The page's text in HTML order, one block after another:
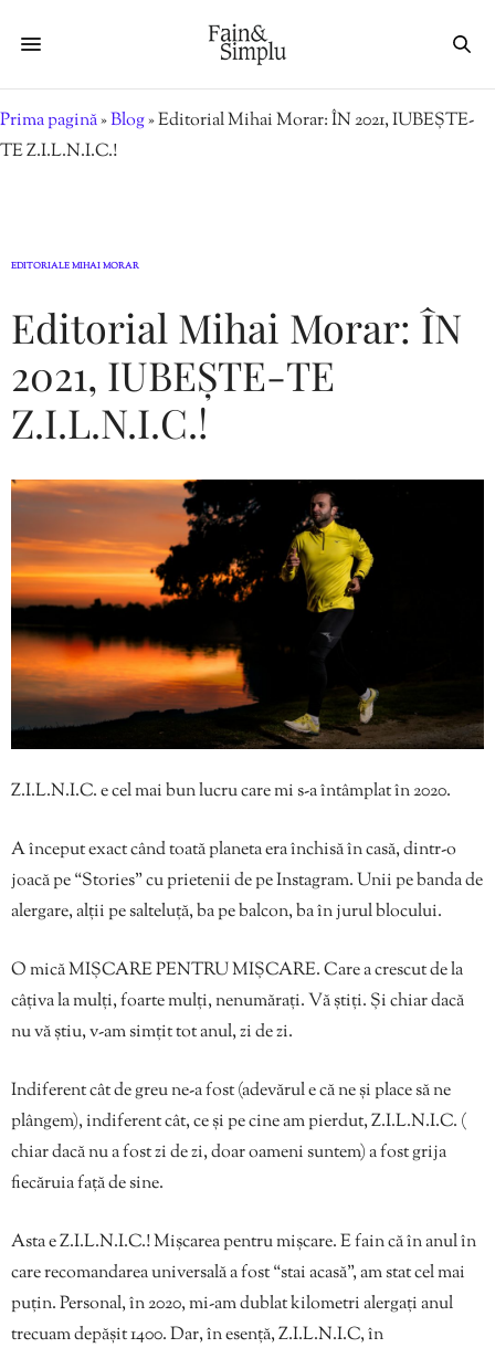
Prima pagină»Blog»Editorial Mihai Morar: ÎN 2021, IUBEȘTE-
TE Z.I.L.N.I.C.!
EDITORIALE MIHAI MORAR
Editorial Mihai Morar: ÎN
2021, IUBEȘTE-TE
Z.I.L.N.I.C.!
Z.I.L.N.I.C. e cel mai bun lucru care mi s-a întâmplat în 2020.
A început exact când toată planeta era închisă în casă, dintr-o
joacă pe “Stories” cu prietenii de pe Instagram. Unii pe banda de
alergare, alții pe salteluță, ba pe balcon, ba în jurul blocului.
O mică MIȘCARE PENTRU MIȘCARE. Care a crescut de la
câțiva la mulți, foarte mulți, nenumărați. Vă știți. Și chiar dacă
nu vă știu, v-am simțit tot anul, zi de zi.
Indiferent cât de greu ne-a fost (adevărul e că ne și place să ne
plângem), indiferent cât, ce și pe cine am pierdut, Z.I.L.N.I.C. (
chiar dacă nu a fost zi de zi, doar oameni suntem) a fost grija
fiecăruia față de sine.
Asta e Z.I.L.N.I.C.! Mișcarea pentru mișcare. E fain că în anul în
care recomandarea universală a fost “stai acasă”, am stat cel mai
puțin. Personal, în 2020, mi-am dublat kilometri alergați anul
trecuam depășit 1400. Dar, în esență, Z.I.L.N.I.C, în